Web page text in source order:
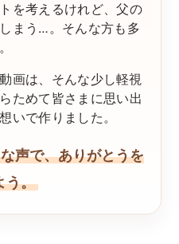
を考えるけれど、父の
まう…。そんな方も多
画は、そんな少し軽視
ためて皆さまに思い出
いで作りました。
声で、ありがとうを
う。